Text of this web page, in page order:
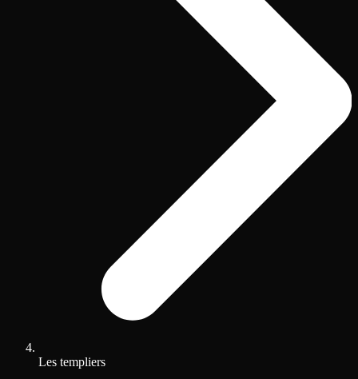
Les templiers